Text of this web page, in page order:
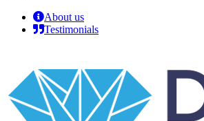
About us
Testimonials